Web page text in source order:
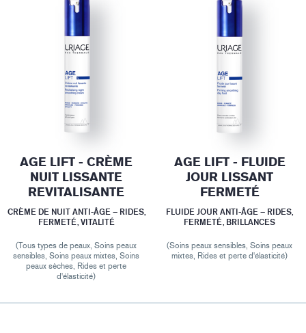
AGE LIFT - CRÈME
NUIT LISSANTE
REVITALISANTE
CRÈME DE NUIT ANTI-ÂGE – RIDES,
FERMETÉ, VITALITÉ
(Tous types de peaux, Soins peaux
sensibles, Soins peaux mixtes, Soins
peaux sèches, Rides et perte
d'élasticité)
AGE LIFT - FLUIDE
JOUR LISSANT
FERMETÉ
FLUIDE JOUR ANTI-ÂGE – RIDES,
FERMETÉ, BRILLANCES
(Soins peaux sensibles, Soins peaux
mixtes, Rides et perte d'élasticité)